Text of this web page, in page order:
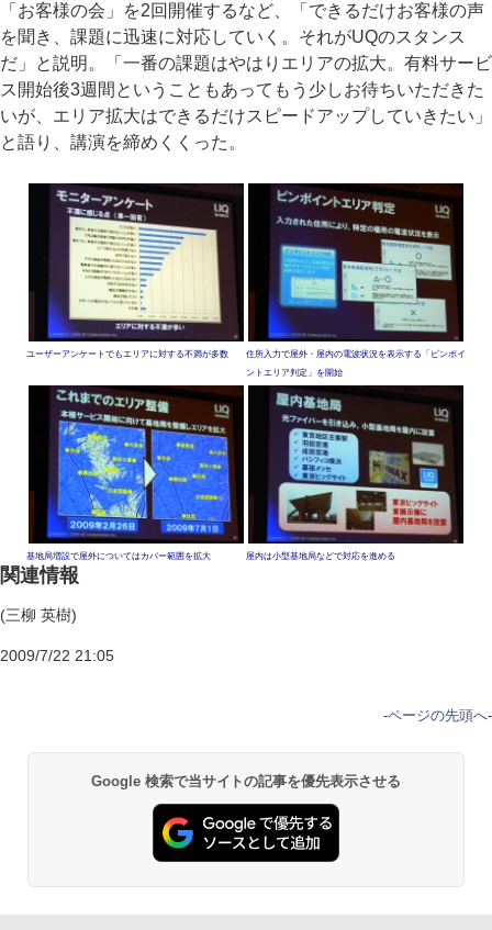
「お客様の会」を2回開催するなど、「できるだけお客様の声
を聞き、課題に迅速に対応していく。それがUQのスタンス
だ」と説明。「一番の課題はやはりエリアの拡大。有料サービ
ス開始後3週間ということもあってもう少しお待ちいただきた
いが、エリア拡大はできるだけスピードアップしていきたい」
と語り、講演を締めくくった。
ユーザーアンケートでもエリアに対する不満が多数
住所入力で屋外・屋内の電波状況を表示する「ピンポイ
ントエリア判定」を開始
基地局増設で屋外についてはカバー範囲を拡大 屋内は小型基地局などで対応を進める
関連情報
(三柳 英樹)
2009/7/22 21:05
-ページの先頭へ-
Google 検索で当サイトの記事を優先表示させる